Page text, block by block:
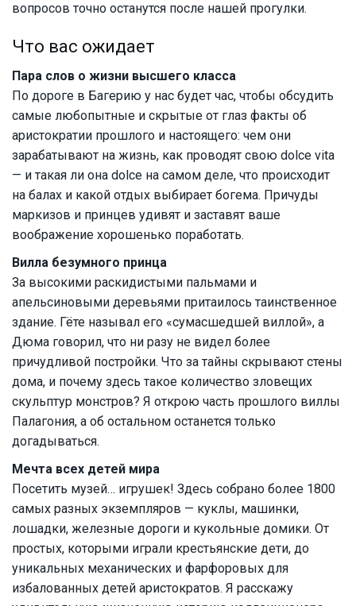
вопросов точно останутся после нашей прогулки.
Что вас ожидает
Пара слов о жизни высшего класса
По дороге в Багерию у нас будет час, чтобы обсудить
самые любопытные и скрытые от глаз факты об
аристократии прошлого и настоящего: чем они
зарабатывают на жизнь, как проводят свою dolce vita
— и такая ли она dolce на самом деле, что происходит
на балах и какой отдых выбирает богема. Причуды
маркизов и принцев удивят и заставят ваше
воображение хорошенько поработать.
Вилла безумного принца
За высокими раскидистыми пальмами и
апельсиновыми деревьями притаилось таинственное
здание. Гёте называл его «сумасшедшей виллой», а
Дюма говорил, что ни разу не видел более
причудливой постройки. Что за тайны скрывают стены
дома, и почему здесь такое количество зловещих
скульптур монстров? Я открою часть прошлого виллы
Палагония, а об остальном останется только
догадываться.
Мечта всех детей мира
Посетить музей… игрушек! Здесь собрано более 1800
самых разных экземпляров — куклы, машинки,
лошадки, железные дороги и кукольные домики. От
простых, которыми играли крестьянские дети, до
уникальных механических и фарфоровых для
избалованных детей аристократов. Я расскажу